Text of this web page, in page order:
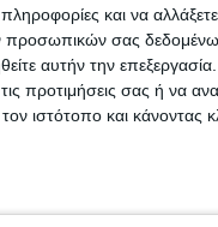
και να αλλάξετε
σας
αυτήν την
προτιμήσεις σας ή να
ιστότοπο και κάνοντας
μας